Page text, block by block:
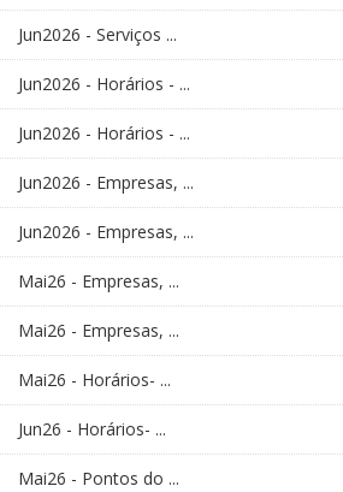
Jun2026 - Serviços ...
Jun2026 - Horários - ...
Jun2026 - Horários - ...
Jun2026 - Empresas, ...
Jun2026 - Empresas, ...
Mai26 - Empresas, ...
Mai26 - Empresas, ...
Mai26 - Horários- ...
Jun26 - Horários- ...
Mai26 - Pontos do ...